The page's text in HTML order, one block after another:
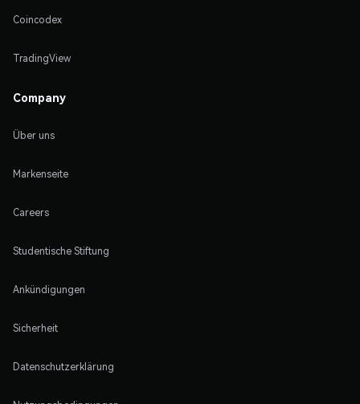
Coincodex
TradingView
Company
Über uns
Markenseite
Careers
Studentische Stiftung
Ankündigungen
Sicherheit
Datenschutzerklärung